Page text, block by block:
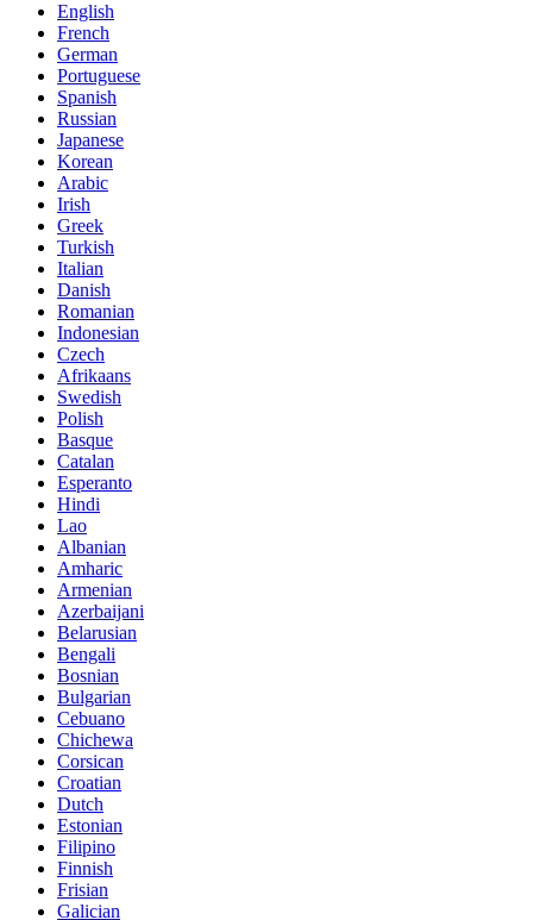
English
French
German
Portuguese
Spanish
Russian
Japanese
Korean
Arabic
Irish
Greek
Turkish
Italian
Danish
Romanian
Indonesian
Czech
Afrikaans
Swedish
Polish
Basque
Catalan
Esperanto
Hindi
Lao
Albanian
Amharic
Armenian
Azerbaijani
Belarusian
Bengali
Bosnian
Bulgarian
Cebuano
Chichewa
Corsican
Croatian
Dutch
Estonian
Filipino
Finnish
Frisian
Galician